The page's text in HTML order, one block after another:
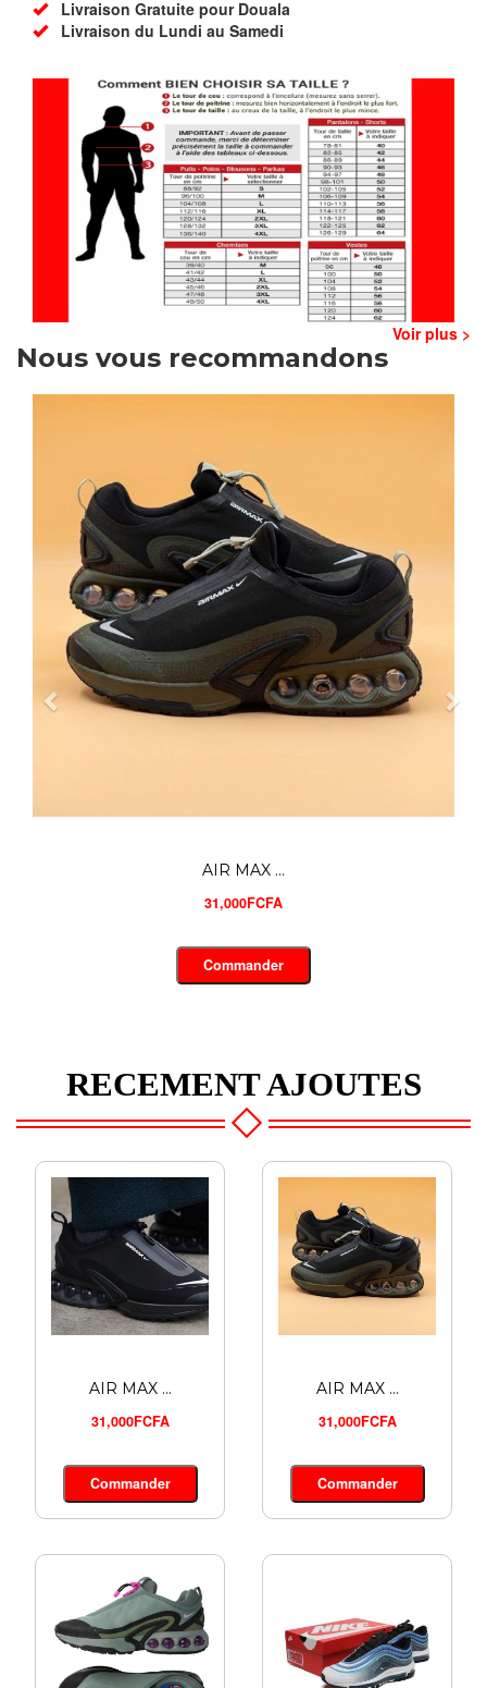
Livraison Gratuite pour Douala
Livraison du Lundi au Samedi
Voir plus >
Nous vous recommandons
UNDER AR...
28,000FCFA
Commander
RECEMENT AJOUTES
AIR MAX ...
31,000FCFA
Commander
AIR MAX ...
31,000FCFA
Commander